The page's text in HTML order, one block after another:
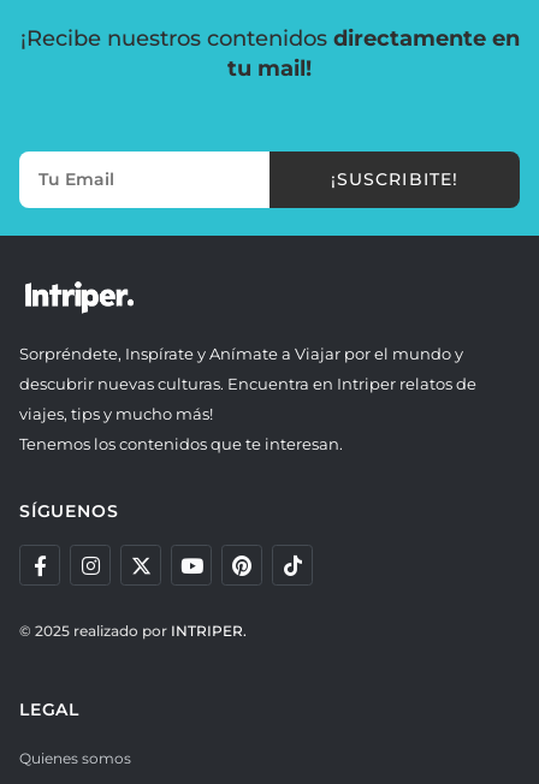
¡Recibe nuestros contenidos directamente en
tu mail!
¡SUSCRIBITE!
Sorpréndete, Inspírate y Anímate a Viajar por el mundo y
descubrir nuevas culturas. Encuentra en Intriper relatos de
viajes, tips y mucho más!
Tenemos los contenidos que te interesan.
SÍGUENOS
© 2025 realizado por INTRIPER.
LEGAL
Quienes somos